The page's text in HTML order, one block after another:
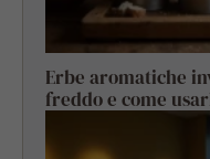
Erbe aromatiche
freddo e come